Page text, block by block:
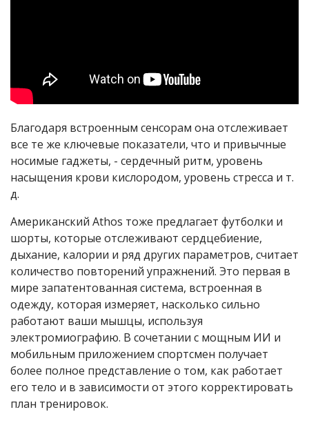
Благодаря встроенным сенсорам она отслеживает
все те же ключевые показатели, что и привычные
носимые гаджеты, - сердечный ритм, уровень
насыщения крови кислородом, уровень стресса и т.
д.
Американский Athos тоже предлагает футболки и
шорты, которые отслеживают сердцебиение,
дыхание, калории и ряд других параметров, считает
количество повторений упражнений. Это первая в
мире запатентованная система, встроенная в
одежду, которая измеряет, насколько сильно
работают ваши мышцы, используя
электромиографию. В сочетании с мощным ИИ и
мобильным приложением спортсмен получает
более полное представление о том, как работает
его тело и в зависимости от этого корректировать
план тренировок.